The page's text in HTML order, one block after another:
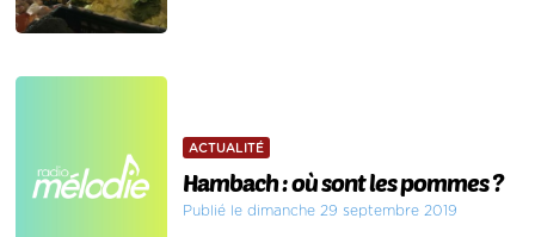
ACTUALITÉ
Hambach : où sont les pommes ?
Publié le dimanche 29 septembre 2019